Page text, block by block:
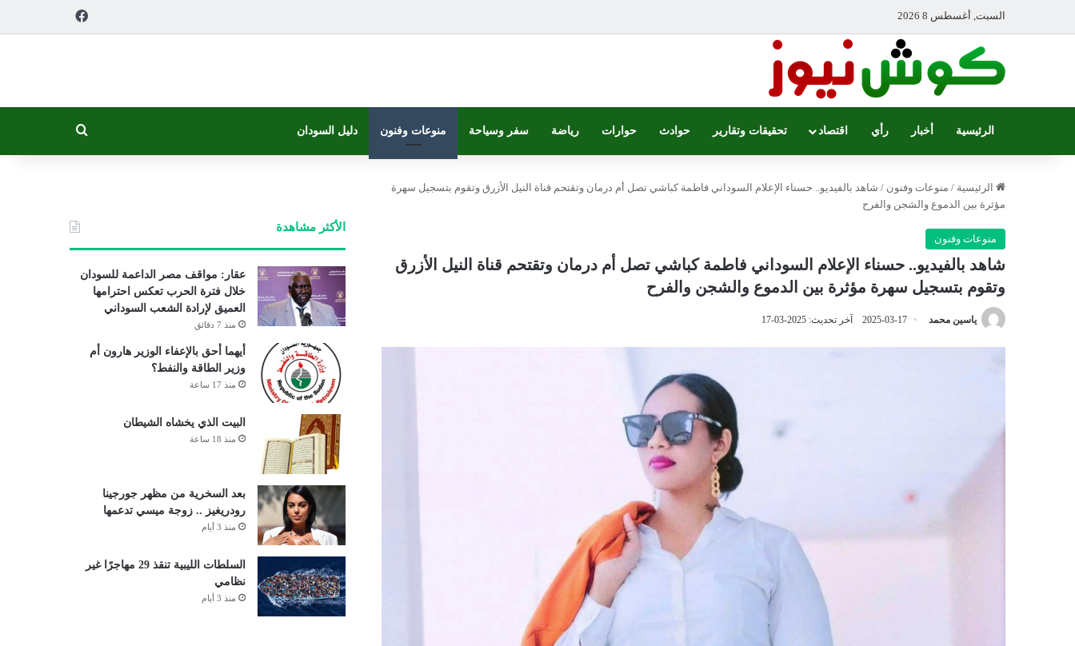
السبت, أغسطس 8 2026
الرئيسية أخبار رأي اقتصاد تحقيقات وتقارير حوادث حوارات رياضة سفر وسياحة منوعات وفنون دليل السودان
الرئيسية / منوعات وفنون / شاهد بالفيديو.. حسناء الإعلام السوداني فاطمة كباشي تصل أم درمان وتقتحم قناة النيل الأزرق وتقوم بتسجيل سهرة
مؤثرة بين الدموع والشجن والفرح
منوعات وفنون
شاهد بالفيديو.. حسناء الإعلام السوداني فاطمة كباشي تصل أم درمان وتقتحم قناة النيل الأزرق
وتقوم بتسجيل سهرة مؤثرة بين الدموع والشجن والفرح
ياسين محمد 2025-03-17 آخر تحديث: 2025-03-17
الأكثر مشاهدة
عقار: مواقف مصر الداعمة للسودان
خلال فترة الحرب تعكس احترامها
العميق لإرادة الشعب السوداني
منذ 7 دقائق
أيهما أحق بالإعفاء الوزير هارون أم
وزير الطاقة والنفط؟
منذ 17 ساعة
البيت الذي يخشاه الشيطان
منذ 18 ساعة
بعد السخرية من مظهر جورجينا
رودريغيز .. زوجة ميسي تدعمها
منذ 3 أيام
السلطات الليبية تنقذ 29 مهاجرًا غير
نظامي
منذ 3 أيام